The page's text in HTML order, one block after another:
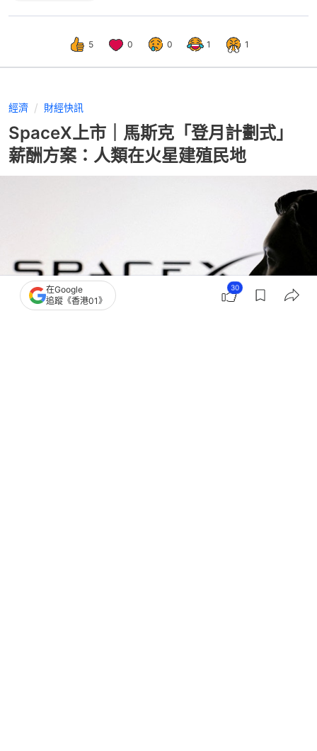
5 0 0 1 1
經濟 財經快訊
SpaceX上市｜馬斯克「登月計劃式」
薪酬方案：人類在火星建殖民地
在Google
追蹤《香港01》
30